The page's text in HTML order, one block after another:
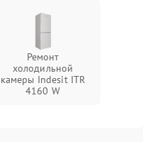
Ремонт
холодильной
камеры Indesit ITR
4160 W